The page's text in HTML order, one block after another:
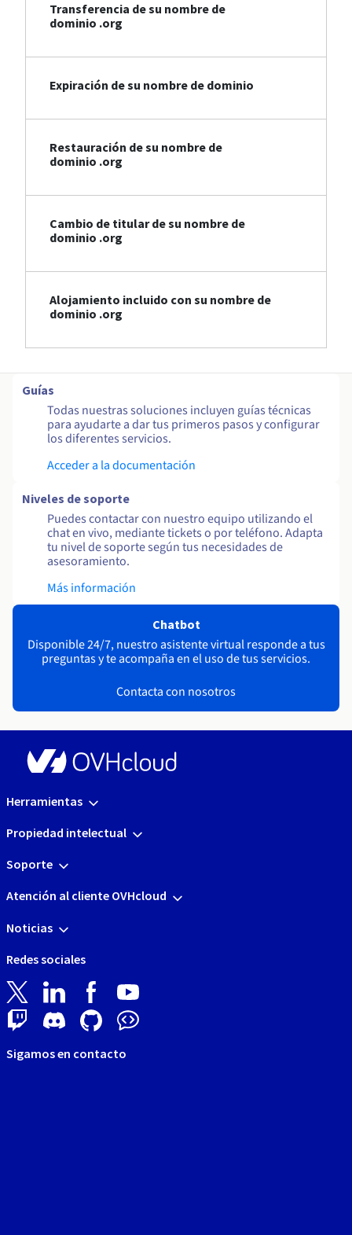
Transferencia de su nombre de
dominio .org
Expiración de su nombre de dominio
Restauración de su nombre de
dominio .org
Cambio de titular de su nombre de
dominio .org
Alojamiento incluido con su nombre de
dominio .org
Guías
Todas nuestras soluciones incluyen guías técnicas
para ayudarte a dar tus primeros pasos y configurar
los diferentes servicios.
Acceder a la documentación
Niveles de soporte
Puedes contactar con nuestro equipo utilizando el
chat en vivo, mediante tickets o por teléfono. Adapta
tu nivel de soporte según tus necesidades de
asesoramiento.
Más información
Chatbot
Disponible 24/7, nuestro asistente virtual responde a tus
preguntas y te acompaña en el uso de tus servicios.
Contacta con nosotros
Herramientas
Propiedad intelectual
Soporte
Atención al cliente OVHcloud
Noticias
Redes sociales
Sigamos en contacto